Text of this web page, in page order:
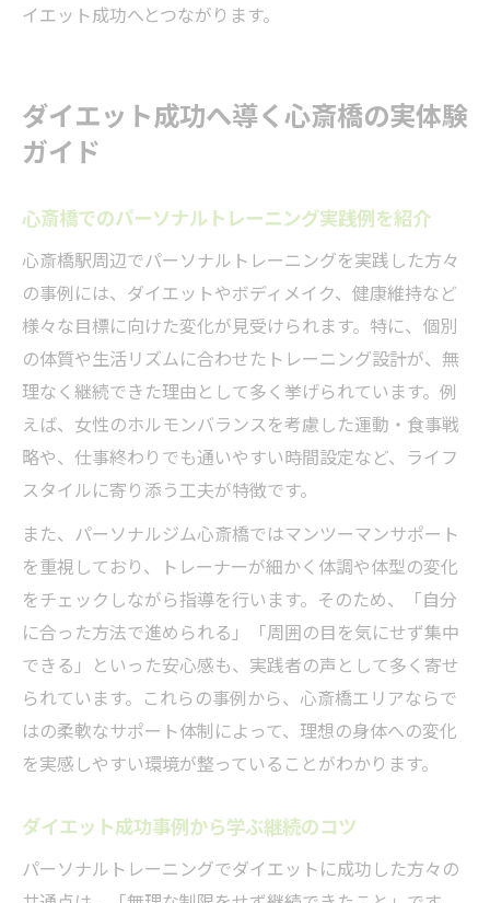
イエット成功へとつながります。
ダイエット成功へ導く心斎橋の実体験
ガイド
心斎橋でのパーソナルトレーニング実践例を紹介
心斎橋駅周辺でパーソナルトレーニングを実践した方々
の事例には、ダイエットやボディメイク、健康維持など
様々な目標に向けた変化が見受けられます。特に、個別
の体質や生活リズムに合わせたトレーニング設計が、無
理なく継続できた理由として多く挙げられています。例
えば、女性のホルモンバランスを考慮した運動・食事戦
略や、仕事終わりでも通いやすい時間設定など、ライフ
スタイルに寄り添う工夫が特徴です。
また、パーソナルジム心斎橋ではマンツーマンサポート
を重視しており、トレーナーが細かく体調や体型の変化
をチェックしながら指導を行います。そのため、「自分
に合った方法で進められる」「周囲の目を気にせず集中
できる」といった安心感も、実践者の声として多く寄せ
られています。これらの事例から、心斎橋エリアならで
はの柔軟なサポート体制によって、理想の身体への変化
を実感しやすい環境が整っていることがわかります。
ダイエット成功事例から学ぶ継続のコツ
パーソナルトレーニングでダイエットに成功した方々の